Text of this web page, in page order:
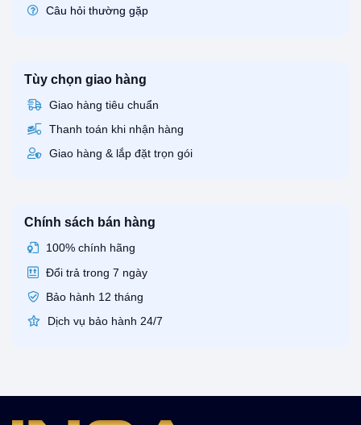
Câu hỏi thường gặp
Tùy chọn giao hàng
Giao hàng tiêu chuẩn
Thanh toán khi nhận hàng
Giao hàng & lắp đặt trọn gói
Chính sách bán hàng
100% chính hãng
Đổi trả trong 7 ngày
Bảo hành 12 tháng
Dịch vụ bảo hành 24/7